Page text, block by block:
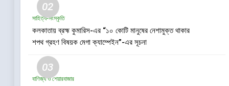
02
সাহিত্য-সংস্কৃতি
কলকাতায় ব্রহ্ম কুমারিস-এর “১০ কোটি মানুষের নেশামুক্ত থাকার
শপথ গ্রহণ বিষয়ক মেগা ক্যাম্পেইন”-এর সূচনা
03
বাণিজ্য ও শেয়ারবাজার